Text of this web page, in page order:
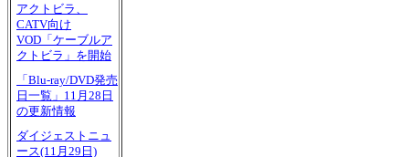
アクトビラ、
CATV向け
VOD「ケーブルア
クトビラ」を開始
「Blu-ray/DVD発売
日一覧」11月28日
の更新情報
ダイジェストニュ
ース(11月29日)